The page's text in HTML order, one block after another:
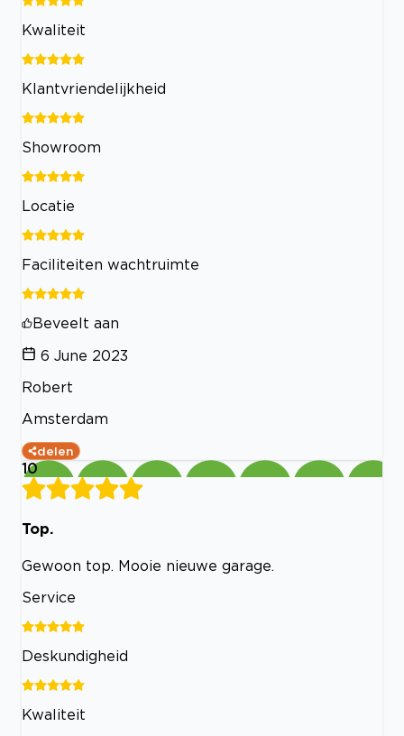
Kwaliteit
Klantvriendelijkheid
Showroom
Locatie
Faciliteiten wachtruimte
Beveelt aan
6 June 2023
Robert
Amsterdam
delen
10
Top.
Gewoon top. Mooie nieuwe garage.
Service
Deskundigheid
Kwaliteit